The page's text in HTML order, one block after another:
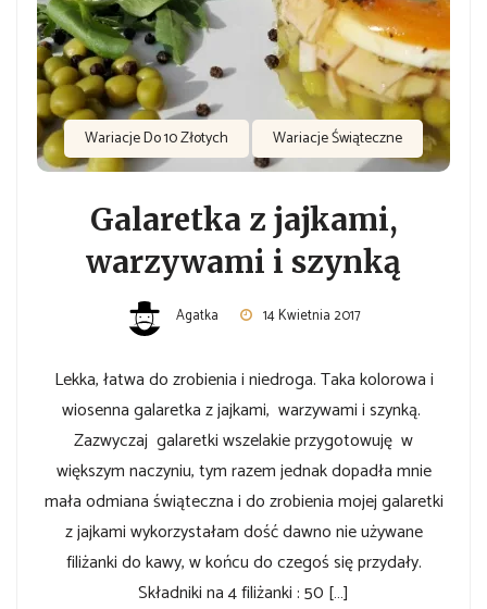
Wariacje Do 10 Złotych Wariacje Świąteczne
Galaretka z jajkami,
warzywami i szynką
Agatka 14 Kwietnia 2017
Lekka, łatwa do zrobienia i niedroga. Taka kolorowa i
wiosenna galaretka z jajkami, warzywami i szynką.
Zazwyczaj galaretki wszelakie przygotowuję w
większym naczyniu, tym razem jednak dopadła mnie
mała odmiana świąteczna i do zrobienia mojej galaretki
z jajkami wykorzystałam dość dawno nie używane
filiżanki do kawy, w końcu do czegoś się przydały.
Składniki na 4 filiżanki : 50 […]